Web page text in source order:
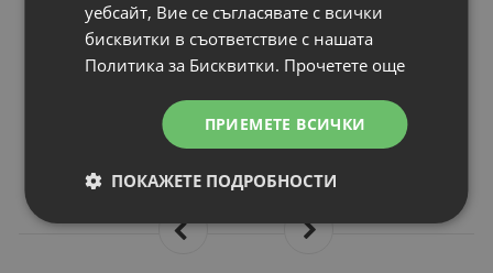
Цвят: Black
Статус: Нов
Цена:
42.00 €
82.14 лв.
уебсайт, Вие се съгласявате с всички
бисквитки в съответствие с нашата
Политика за Бисквитки. Прочетете още
ПРИЕМЕТЕ ВСИЧКИ
ПОКАЖЕТЕ ПОДРОБНОСТИ